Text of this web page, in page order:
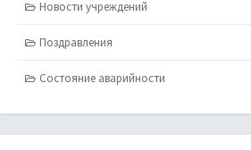
Новости учреждений
Поздравления
Состояние аварийности